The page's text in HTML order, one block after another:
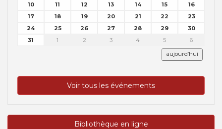
10
11 12 13 14 15
16
17
18 19 20 21 22
23
24
25 26 27 28 29
30
31
1 2 3 4 5 6
aujourd’hui
Voir tous les événements
Bibliothèque en ligne